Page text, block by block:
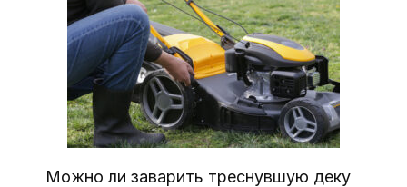
Можно ли заварить треснувшую деку